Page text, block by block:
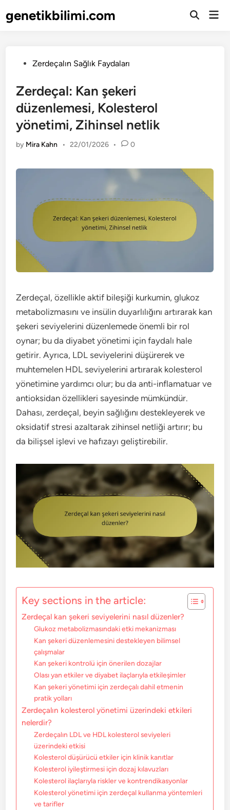
togenetikbilimi.com
Open
PostedZerdeçalın Sağlık Faydaları
Zerdeçal: Kan şekeri
düzenlemesi, Kolesterol
yönetimi, Zihinsel netlik
by Mira Kahn • 22/01/2026 • 0
Zerdeçal, özellikle aktif bileşiği kurkumin, glukoz
metabolizmasını ve insülin duyarlılığını artırarak kan
şekeri seviyelerini düzenlemede önemli bir rol
oynar; bu da diyabet yönetimi için faydalı hale
getirir. Ayrıca, LDL seviyelerini düşürerek ve
muhtemelen HDL seviyelerini artırarak kolesterol
yönetimine yardımcı olur; bu da anti-inflamatuar ve
antioksidan özellikleri sayesinde mümkündür.
Dahası, zerdeçal, beyin sağlığını destekleyerek ve
oksidatif stresi azaltarak zihinsel netliği artırır; bu
da bilişsel işlevi ve hafızayı geliştirebilir.
Key sections in the article:
Zerdeçal kan şekeri seviyelerini nasıl düzenler?
Glukoz metabolizmasındaki etki mekanizması
Kan şekeri düzenlemesini destekleyen bilimsel
çalışmalar
Kan şekeri kontrolü için önerilen dozajlar
Olası yan etkiler ve diyabet ilaçlarıyla etkileşimler
Kan şekeri yönetimi için zerdeçalı dahil etmenin
pratik yolları
Zerdeçalın kolesterol yönetimi üzerindeki etkileri
nelerdir?
Zerdeçalın LDL ve HDL kolesterol seviyeleri
üzerindeki etkisi
Kolesterol düşürücü etkiler için klinik kanıtlar
Kolesterol iyileştirmesi için dozaj kılavuzları
Kolesterol ilaçlarıyla riskler ve kontrendikasyonlar
Kolesterol yönetimi için zerdeçal kullanma yöntemleri
ve tarifler